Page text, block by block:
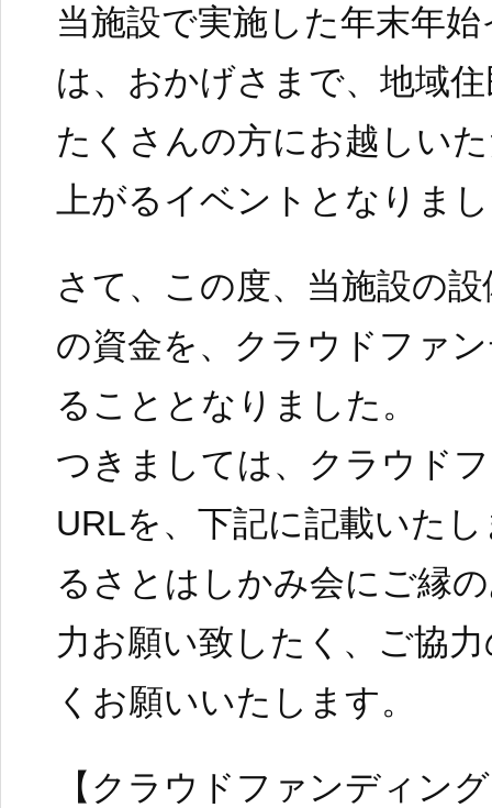
当施設で実施した年末年
は、おかげさまで、地域
たくさんの方にお越しい
上がるイベントとなりま
さて、この度、当施設の
の資金を、クラウドファ
ることとなりました。
つきましては、クラウド
URLを、下記に記載いた
るさとはしかみ会にご縁
力お願い致したく、ご協
くお願いいたします。
【クラウドファンディン